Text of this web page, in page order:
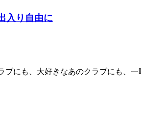
入り自由に
ブにも、大好きなあのクラブにも、